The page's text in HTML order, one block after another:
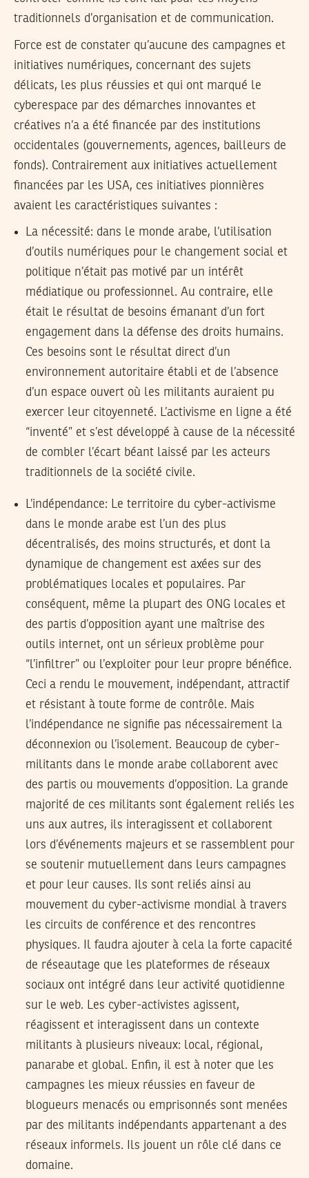
traditionnels d’organisation et de communication.
Force est de constater qu’aucune des campagnes et
initiatives numériques, concernant des sujets
délicats, les plus réussies et qui ont marqué le
cyberespace par des démarches innovantes et
créatives n’a a été financée par des institutions
occidentales (gouvernements, agences, bailleurs de
fonds). Contrairement aux initiatives actuellement
financées par les USA, ces initiatives pionnières
avaient les caractéristiques suivantes :
La nécessité: dans le monde arabe, l’utilisation
d’outils numériques pour le changement social et
politique n’était pas motivé par un intérêt
médiatique ou professionnel. Au contraire, elle
était le résultat de besoins émanant d’un fort
engagement dans la défense des droits humains.
Ces besoins sont le résultat direct d’un
environnement autoritaire établi et de l’absence
d’un espace ouvert où les militants auraient pu
exercer leur citoyenneté. L’activisme en ligne a été
“inventé” et s’est développé à cause de la nécessité
de combler l’écart béant laissé par les acteurs
traditionnels de la société civile.
L’indépendance: Le territoire du cyber-activisme
dans le monde arabe est l’un des plus
décentralisés, des moins structurés, et dont la
dynamique de changement est axées sur des
problématiques locales et populaires. Par
conséquent, même la plupart des ONG locales et
des partis d’opposition ayant une maîtrise des
outils internet, ont un sérieux problème pour
“l’infiltrer” ou l’exploiter pour leur propre bénéfice.
Ceci a rendu le mouvement, indépendant, attractif
et résistant à toute forme de contrôle. Mais
l’indépendance ne signifie pas nécessairement la
déconnexion ou l’isolement. Beaucoup de cyber-
militants dans le monde arabe collaborent avec
des partis ou mouvements d’opposition. La grande
majorité de ces militants sont également reliés les
uns aux autres, ils interagissent et collaborent
lors d’événements majeurs et se rassemblent pour
se soutenir mutuellement dans leurs campagnes
et pour leur causes. Ils sont reliés ainsi au
mouvement du cyber-activisme mondial à travers
les circuits de conférence et des rencontres
physiques. Il faudra ajouter à cela la forte capacité
de réseautage que les plateformes de réseaux
sociaux ont intégré dans leur activité quotidienne
sur le web. Les cyber-activistes agissent,
réagissent et interagissent dans un contexte
militants à plusieurs niveaux: local, régional,
panarabe et global. Enfin, il est à noter que les
campagnes les mieux réussies en faveur de
blogueurs menacés ou emprisonnés sont menées
par des militants indépendants appartenant a des
réseaux informels. Ils jouent un rôle clé dans ce
domaine.